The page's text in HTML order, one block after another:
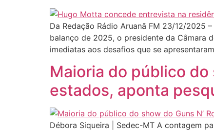
Da Redação Rádio Aruanã FM 23/12/
balanço de 2025, o presidente da Câmara
imediatas aos desafios que se
Maioria do público do
estados, aponta
Débora Siqueira | Sedec-MT A contagem